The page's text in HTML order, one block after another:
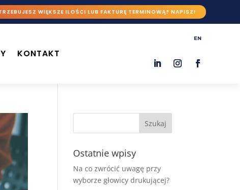
WIĘKSZE ILOŚCI LUB FAKTURĘ TERMINOWĄ? NAPISZ!
KONTAKT
EN
Ostatnie wpisy
Na co zwrócić uwagę przy
wyborze głowicy drukującej?